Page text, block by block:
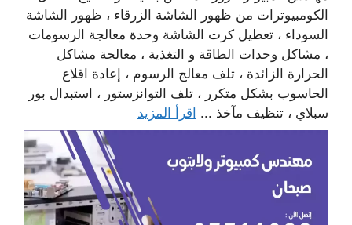
الكومبيوترات من ظهور الشاشة الزرقاء ، ظهور الشاشة
السوداء ، تعطيل كرت الشاشة وحدة معالجة الرسومات
، مشاكل وحدات الطاقة و التغذية ، معالجة مشاكل
الحرارة الزائدة ، تلف معالج الرسوم ، إعادة اقلاع
الحاسوب بشكل متكرر ، تلف التوانزستور ، استبدال بور
سبلاي ، تنظيف مآخذ ... اقرأ المزيد